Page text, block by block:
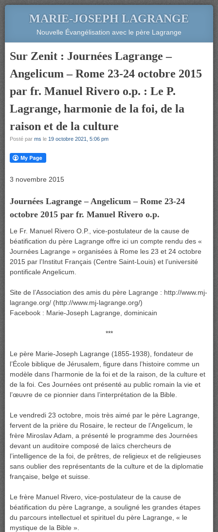
MARIE-JOSEPH LAGRANGE
Nouvelle Évangélisation avec le père Lagrange
Sur Zenit : Journées Lagrange –
Angelicum – Rome 23-24 octobre 2015
par fr. Manuel Rivero o.p. : Le P.
Lagrange, harmonie de la foi, de la
raison et de la culture
Posté par ms le 19 octobre 2021, 5:06 pm
3 novembre 2015
Journées Lagrange – Angelicum – Rome 23-24
octobre 2015 par fr. Manuel Rivero o.p.
Le Fr. Manuel Rivero O.P., vice-postulateur de la cause de
béatification du père Lagrange offre ici un compte rendu des «
Journées Lagrange » organisées à Rome les 23 et 24 octobre
2015 par l’Institut Français (Centre Saint-Louis) et l’université
pontificale Angelicum.
Site de l’Association des amis du père Lagrange : http://www.mj-
lagrange.org/ (http://www.mj-lagrange.org/)
Facebook : Marie-Joseph Lagrange, dominicain
***
Le père Marie-Joseph Lagrange (1855-1938), fondateur de
l’École biblique de Jérusalem, figure dans l’histoire comme un
modèle dans l’harmonie de la foi et de la raison, de la culture et
de la foi. Ces Journées ont présenté au public romain la vie et
l’œuvre de ce pionnier dans l’interprétation de la Bible.
Le vendredi 23 octobre, mois très aimé par le père Lagrange,
fervent de la prière du Rosaire, le recteur de l’Angelicum, le
frère Miroslav Adam, a présenté le programme des Journées
devant un auditoire composé de laïcs chercheurs de
l’intelligence de la foi, de prêtres, de religieux et de religieuses
sans oublier des représentants de la culture et de la diplomatie
française, belge et suisse.
Le frère Manuel Rivero, vice-postulateur de la cause de
béatification du père Lagrange, a souligné les grandes étapes
du parcours intellectuel et spirituel du père Lagrange, « le
mystique de la Bible ».